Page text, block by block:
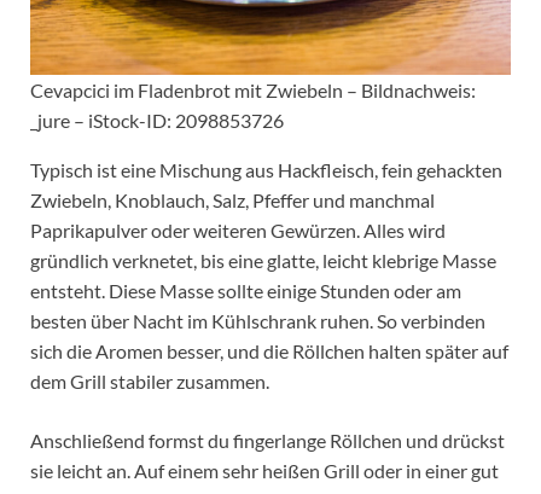
Cevapcici im Fladenbrot mit Zwiebeln – Bildnachweis:
_jure – iStock-ID: 2098853726
Typisch ist eine Mischung aus Hackfleisch, fein gehackten
Zwiebeln, Knoblauch, Salz, Pfeffer und manchmal
Paprikapulver oder weiteren Gewürzen. Alles wird
gründlich verknetet, bis eine glatte, leicht klebrige Masse
entsteht. Diese Masse sollte einige Stunden oder am
besten über Nacht im Kühlschrank ruhen. So verbinden
sich die Aromen besser, und die Röllchen halten später auf
dem Grill stabiler zusammen.
Anschließend formst du fingerlange Röllchen und drückst
sie leicht an. Auf einem sehr heißen Grill oder in einer gut